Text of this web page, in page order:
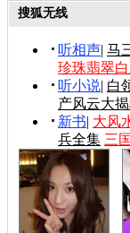
搜狐无线
听相声| 马
珍珠翡翠
听小说| 白
产风云大
新书| 大风
兵全集 三